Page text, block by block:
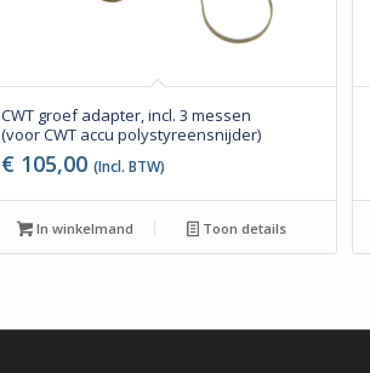
CWT groef adapter, incl. 3 messen
(voor CWT accu polystyreensnijder)
€ 105,00 (Incl. BTW)
In winkelmand Toon details